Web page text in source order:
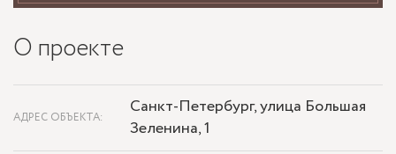
О проекте
АДРЕС ОБЪЕКТА:
Санкт-Петербург, улица Большая
Зеленина, 1